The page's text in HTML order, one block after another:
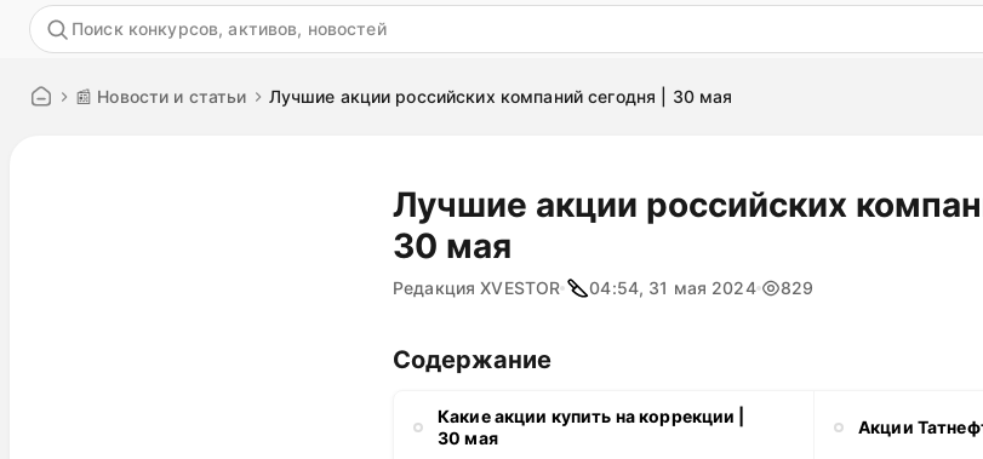
📰 Новости и статьи Лучшие акции российских компаний сегодня | 30 мая
Лучшие акции российских
30 мая
Редакция XVESTOR 04:54, 31 мая 2024 829
Содержание
Какие акции купить на коррекции |
30 мая
Акции